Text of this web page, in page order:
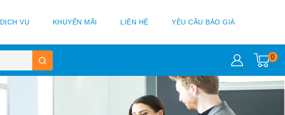
DỊCH VỤ KHUYẾN MÃI LIÊN HỆ YÊU CẦU BÁO GIÁ
0